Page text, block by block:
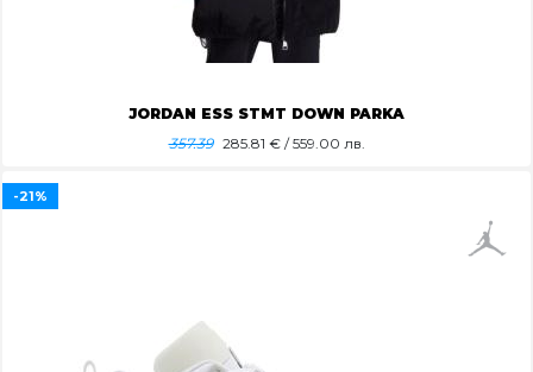
JORDAN ESS STMT DOWN PARKA
357.39 285.81 € / 559.00 лв.
-21%